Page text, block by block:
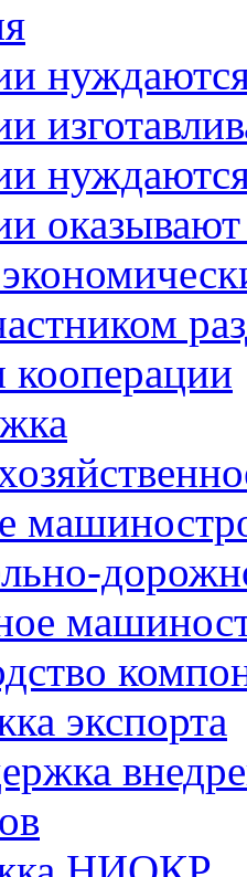
оказывают
кооперации
экспорта